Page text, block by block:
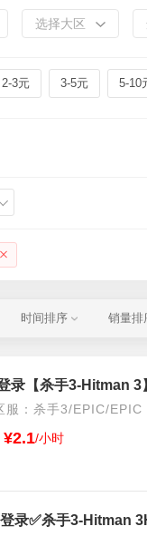
选择大区
2-3元 3-5元 5-10
时间排序 销量排
录【杀手3-Hitman 3
服：杀手3/EPIC/EPIC
¥2.1/小时